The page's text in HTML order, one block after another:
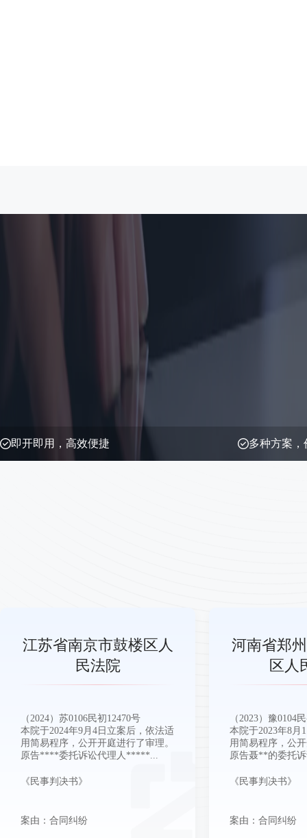
即开即用，高效便捷 多种方案，
河南省郑州市管城回族
区人民法院
（2023）豫0104民初12641号
本院于2023年8月1日立案后，依法适
用简易程序，公开开庭进行了审理。
原告聂**的委托诉讼代理人...
《民事判决书》
案由：合同纠纷
山东省济
民
（2024）鲁0112
本院于 2024 年 2
依法适用普通程
进行了审理。原
《民事判决书》
案由：合同纠纷